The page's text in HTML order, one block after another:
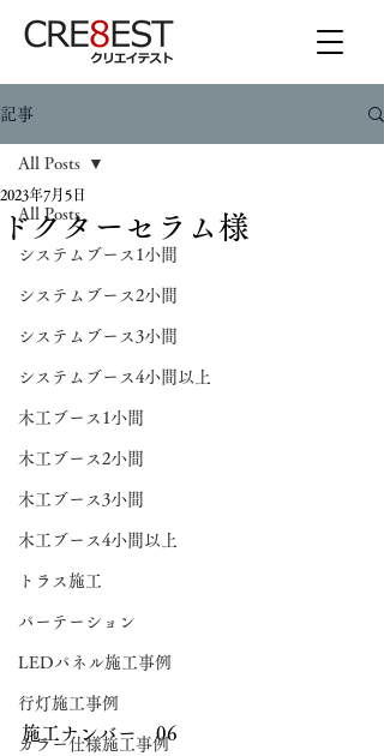
記事
All Posts
システムブース1小間
システムブース2小間
システムブース3小間
システムブース4小間以上
木工ブース1小間
木工ブース2小間
木工ブース3小間
木工ブース4小間以上
トラス施工
パーテーション
LEDパネル施工事例
行灯施工事例
カラー仕様施工事例
All Posts
ドクターセラム様
2023年7月5日
施工ナンバー　06